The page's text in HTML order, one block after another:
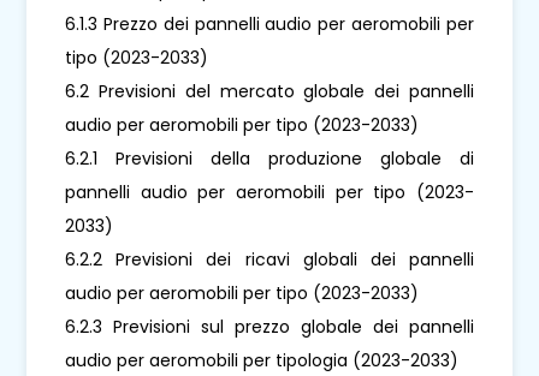
6.1.3 Prezzo dei pannelli audio per aeromobili per
tipo (2023-2033)
6.2 Previsioni del mercato globale dei pannelli
audio per aeromobili per tipo (2023-2033)
6.2.1 Previsioni della produzione globale di
pannelli audio per aeromobili per tipo (2023-
2033)
6.2.2 Previsioni dei ricavi globali dei pannelli
audio per aeromobili per tipo (2023-2033)
6.2.3 Previsioni sul prezzo globale dei pannelli
audio per aeromobili per tipologia (2023-2033)